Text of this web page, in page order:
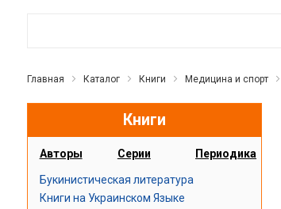
Главная Каталог Книги Медицина и спорт
Книги
Авторы Серии Периодика
Букинистическая литература
Книги на Украинском Языке